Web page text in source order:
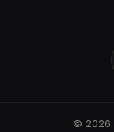
© 2026